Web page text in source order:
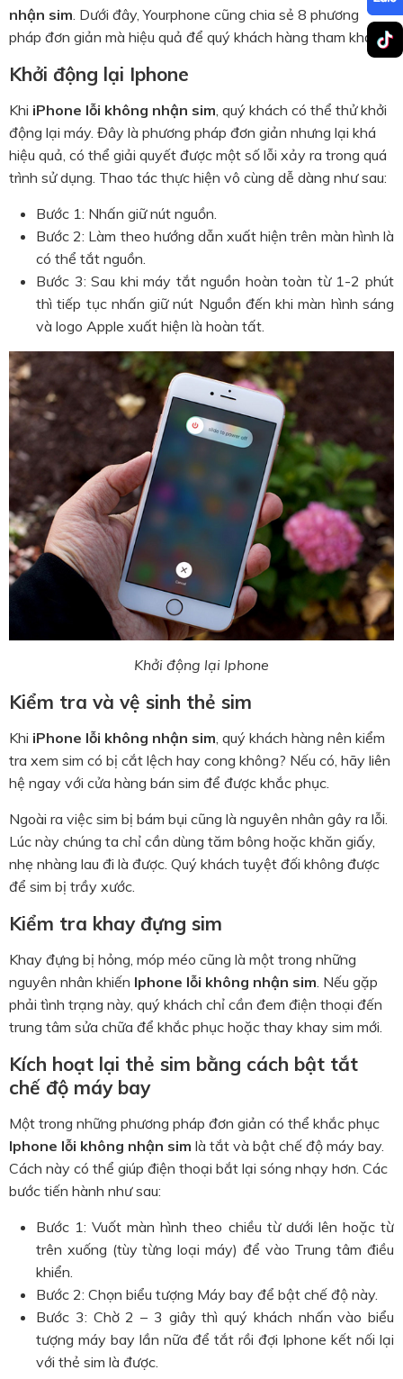
nhận sim . Dưới đây, Yourphone cũng chia sẻ 8 phương
pháp đơn giản mà hiệu quả để quý khách hàng tham khảo.
Khởi động lại Iphone
Khi iPhone lỗi không nhận sim , quý khách có thể thử khởi
động lại máy. Đây là phương pháp đơn giản nhưng lại khá
hiệu quả, có thể giải quyết được một số lỗi xảy ra trong quá
trình sử dụng. Thao tác thực hiện vô cùng dễ dàng như sau:
Bước 1: Nhấn giữ nút nguồn.
Bước 2: Làm theo hướng dẫn xuất hiện trên màn hình là
có thể tắt nguồn.
Bước 3: Sau khi máy tắt nguồn hoàn toàn từ 1-2 phút
thì tiếp tục nhấn giữ nút Nguồn đến khi màn hình sáng
và logo Apple xuất hiện là hoàn tất.
Khởi động lại Iphone
Kiểm tra và vệ sinh thẻ sim
Khi iPhone lỗi không nhận sim , quý khách hàng nên kiểm
tra xem sim có bị cắt lệch hay cong không? Nếu có, hãy liên
hệ ngay với cửa hàng bán sim để được khắc phục.
Ngoài ra việc sim bị bám bụi cũng là nguyên nhân gây ra lỗi.
Lúc này chúng ta chỉ cần dùng tăm bông hoặc khăn giấy,
nhẹ nhàng lau đi là được. Quý khách tuyệt đối không được
để sim bị trầy xước.
Kiểm tra khay đựng sim
Khay đựng bị hỏng, móp méo cũng là một trong những
nguyên nhân khiến Iphone lỗi không nhận sim . Nếu gặp
phải tình trạng này, quý khách chỉ cần đem điện thoại đến
trung tâm sửa chữa để khắc phục hoặc thay khay sim mới.
Kích hoạt lại thẻ sim bằng cách bật tắt
chế độ máy bay
Một trong những phương pháp đơn giản có thể khắc phục
Iphone lỗi không nhận sim là tắt và bật chế độ máy bay.
Cách này có thể giúp điện thoại bắt lại sóng nhạy hơn. Các
bước tiến hành như sau:
Bước 1: Vuốt màn hình theo chiều từ dưới lên hoặc từ
trên xuống (tùy từng loại máy) để vào Trung tâm điều
khiển.
Bước 2: Chọn biểu tượng Máy bay để bật chế độ này.
Bước 3: Chờ 2 – 3 giây thì quý khách nhấn vào biểu
tượng máy bay lần nữa để tắt rồi đợi Iphone kết nối lại
với thẻ sim là được.